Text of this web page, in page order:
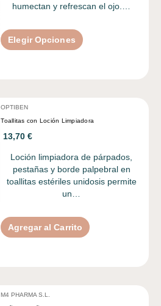
humectan y refrescan el ojo.…
Elegir Opciones
OPTIBEN
Toallitas con Loción Limpiadora
13,70 €
Loción limpiadora de párpados,
pestañas y borde palpebral en
toallitas estériles unidosis permite
un…
Agregar al Carrito
M4 PHARMA S.L.